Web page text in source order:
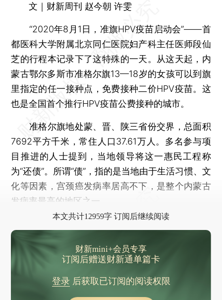
文｜财新周刊 赵今朝 许雯
“2020年8月1日，准旗HPV疫苗启动会”——首
都医科大学附属北京同仁医院妇产科主任医师段仙
芝的行程本记录下了这特殊的一天。从这天起，内
蒙古鄂尔多斯市准格尔旗13—18岁的女孩可以到旗
里指定的任一接种点，免费接种二价HPV疫苗。这
也是全国首个推行HPV疫苗公费接种的城市。
准格尔旗地处蒙、晋、陕三省份交界，总面积
7692平方千米，常住人口37.61万人。多名参与项
目推进的人士提到，当地领导将这一惠民工程称
为“还债”。所谓“债”，指的是当地由于生活习惯、文
化等因素，宫颈癌发病率居高不下，是整个内蒙古
发病率最高的地区之一。
本文共计12959字 订阅后继续阅读
财新mini+会员专享
订阅后赠送财新通单篇卡
登录后获取已订阅的阅读权限